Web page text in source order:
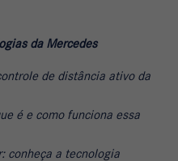
da Mercedes
de distância ativo da
é e como funciona essa
conheça a tecnologia